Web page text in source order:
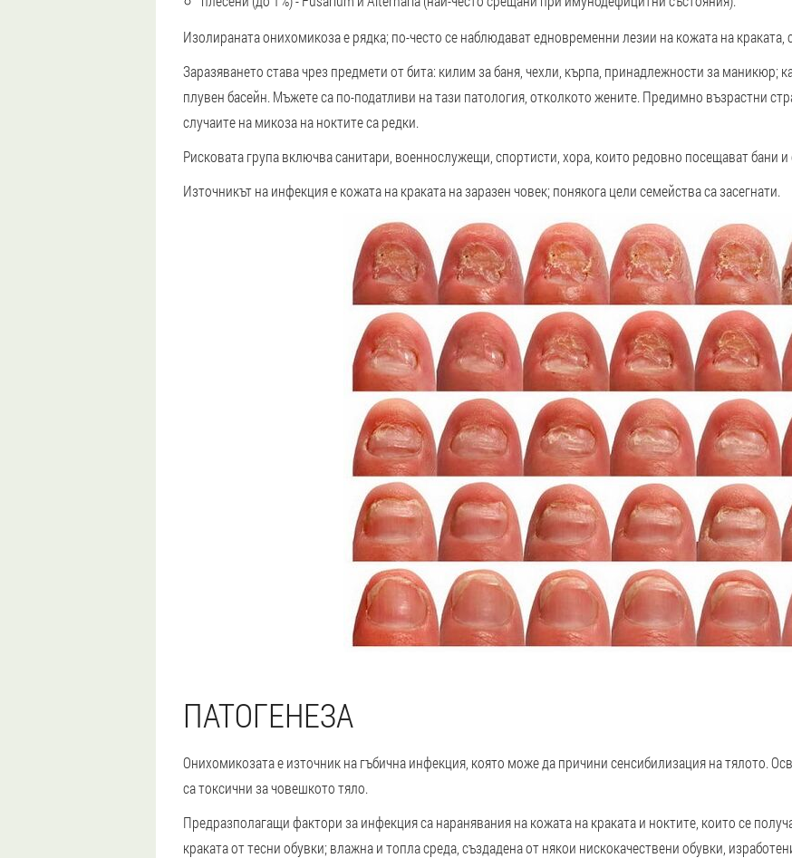
Изолираната онихомикоза е рядка; по-често се наблюдават едновременни лезии на кожата на краката,
Заразяването става чрез предмети от бита: килим за баня, чехли, кърпа, принадлежности за маникюр;
плувен басейн. Мъжете са по-податливи на тази патология, отколкото жените. Предимно възрастни
случаите на микоза на ноктите са редки.
Рисковата група включва санитари, военнослужещи, спортисти, хора, които редовно посещават бани
Източникът на инфекция е кожата на краката на заразен човек; понякога цели семейства са засегнати.
ПАТОГЕНЕЗА
Онихомикозата е източник на гъбична инфекция, която може да причини сенсибилизация на тялото.
са токсични за човешкото тяло.
Предразполагащи фактори за инфекция са наранявания на кожата на краката и ноктите, които се
краката от тесни обувки; влажна и топла среда, създадена от някои нискокачествени обувки,